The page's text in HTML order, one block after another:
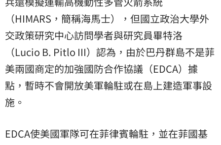
（HIMARS，簡稱海馬士），但國立政治大學外
交政策研究中心訪問學者與研究員畢特洛
（Lucio B. Pitlo III）認為，由於巴丹群島不是菲
美兩國商定的加強國防合作協議（EDCA）據
點，暫時不會開放美軍輪駐或在島上建造軍事設
施。
EDCA使美國軍隊可在菲律賓輪駐，並在菲國基